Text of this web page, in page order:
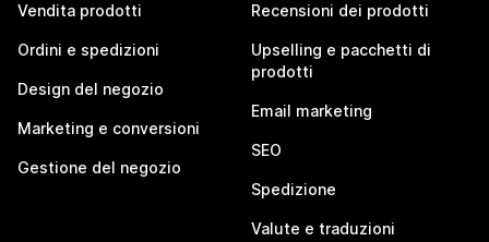
Vendita prodotti
Ordini e spedizioni
Design del negozio
Marketing e conversioni
Gestione del negozio
Recensioni dei prodotti
Upselling e pacchetti di
prodotti
Email marketing
SEO
Spedizione
Valute e traduzioni